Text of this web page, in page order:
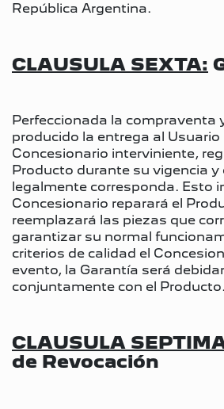
República Argentina.
CLAUSULA SEXTA:
Perfeccionada la compraventa
producido la entrega al Usuario
Concesionario interviniente,
Producto durante su vigencia y
legalmente corresponda. Esto
Concesionario reparará el
reemplazará las piezas que
garantizar su normal
criterios de calidad el
evento, la Garantía será
conjuntamente con el Producto.
CLAUSULA
de Revocación